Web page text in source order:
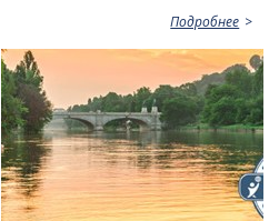
Подробнее